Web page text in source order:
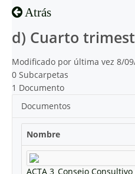
Atrás
d) Cuarto
Modificado por última vez 8/
0 Subcarpetas
1 Documento
Documentos
Nombre
ACTA 3_Consejo